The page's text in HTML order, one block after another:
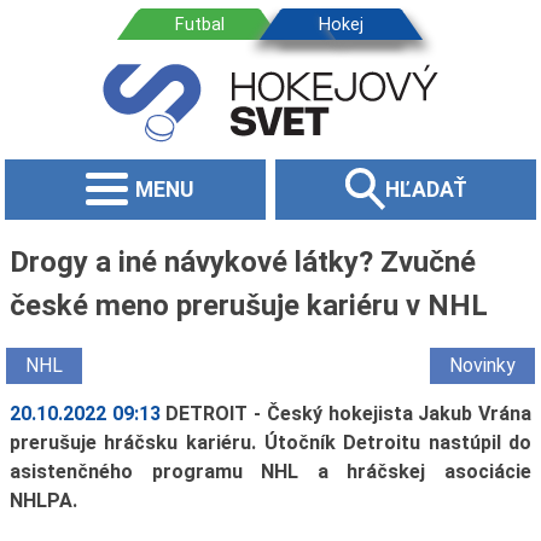
MENU HĽADAŤ
Drogy a iné návykové látky? Zvučné
české meno prerušuje kariéru v NHL
NHL Novinky
20.10.2022 09:13 DETROIT - Český hokejista Jakub Vrána
prerušuje hráčsku kariéru. Útočník Detroitu nastúpil do
asistenčného programu NHL a hráčskej asociácie
NHLPA.